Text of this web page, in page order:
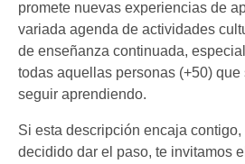
promete nuevas experiencias de
variada agenda de actividades
de enseñanza continuada,
todas aquellas personas (+50)
seguir aprendiendo.
Si esta descripción encaja
decidido dar el paso, te invitamos el